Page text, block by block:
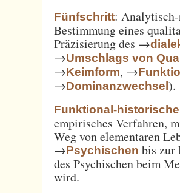
Fünfschritt:
Bestimmung eines
Präzisierung des →
→Umschlags von
→Keimform, →
→Dominanzwechsel).
Funktional-
empirisches Verfahren,
Weg von elementaren
→Psychischen bis zur
des Psychischen beim
wird.